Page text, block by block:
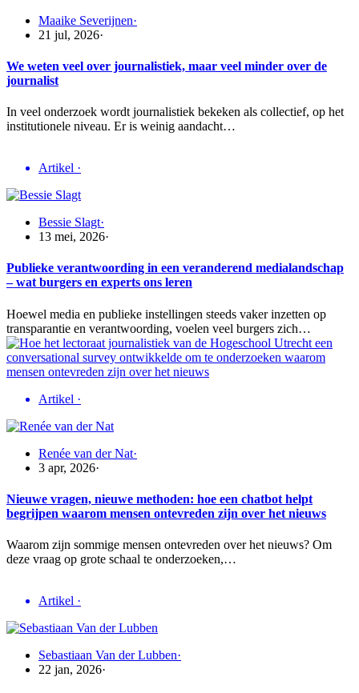
Maaike Severijnen·
21 jul, 2026·
We weten veel over journalistiek, maar veel minder over de
journalist
In veel onderzoek wordt journalistiek bekeken als collectief, op het
institutionele niveau. Er is weinig aandacht…
Artikel ·
Bessie Slagt·
13 mei, 2026·
Publieke verantwoording in een veranderend medialandschap
– wat burgers en experts ons leren
Hoewel media en publieke instellingen steeds vaker inzetten op
transparantie en verantwoording, voelen veel burgers zich…
Artikel ·
Renée van der Nat·
3 apr, 2026·
Nieuwe vragen, nieuwe methoden: hoe een chatbot helpt
begrijpen waarom mensen ontevreden zijn over het nieuws
Waarom zijn sommige mensen ontevreden over het nieuws? Om
deze vraag op grote schaal te onderzoeken,…
Artikel ·
Sebastiaan Van der Lubben·
22 jan, 2026·